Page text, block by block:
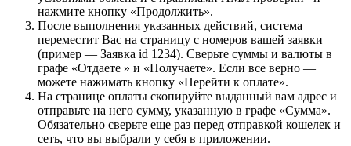
нажмите кнопку «Продолжить».
После выполнения указанных действий, система
переместит Вас на страницу с номеров вашей заявки
(пример — Заявка id 1234). Сверьте суммы и валюты в
графе «Отдаете » и «Получаете». Если все верно —
можете нажимать кнопку «Перейти к оплате».
На странице оплаты скопируйте выданный вам адрес и
отправьте на него сумму, указанную в графе «Сумма».
Обязательно сверьте еще раз перед отправкой кошелек и
сеть, что вы выбрали у себя в приложении.